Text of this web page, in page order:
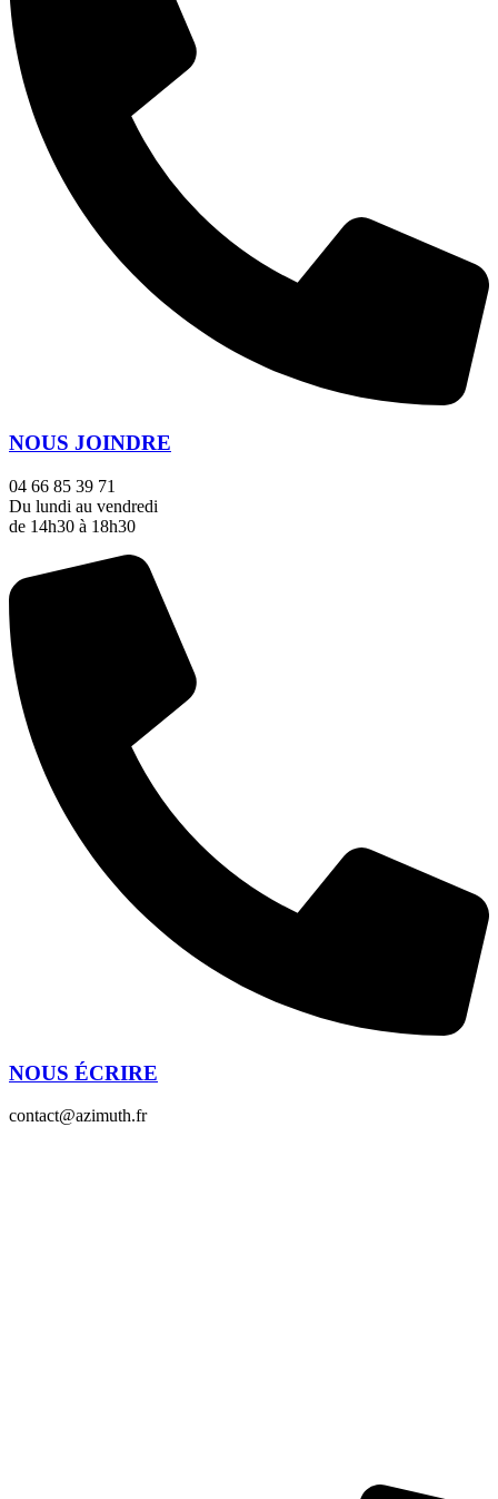
NOUS JOINDRE
04 66 85 39 71
Du lundi au vendredi
de 14h30 à 18h30
NOUS ÉCRIRE
contact@azimuth.fr